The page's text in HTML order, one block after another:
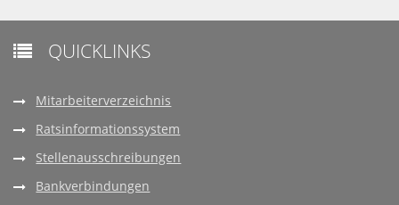
 QUICKLINKS
Mitarbeiterverzeichnis
Ratsinformationssystem
Stellenausschreibungen
Bankverbindungen